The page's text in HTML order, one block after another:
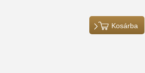
Kosárba